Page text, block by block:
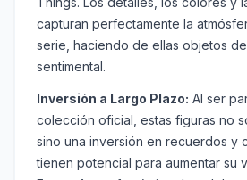
capturan perfectamente la
serie, haciendo de ellas objetos
sentimental.
Inversión a Largo Plazo: Al ser
colección oficial, estas figuras no
sino una inversión en recuerdos y
tienen potencial para aumentar su